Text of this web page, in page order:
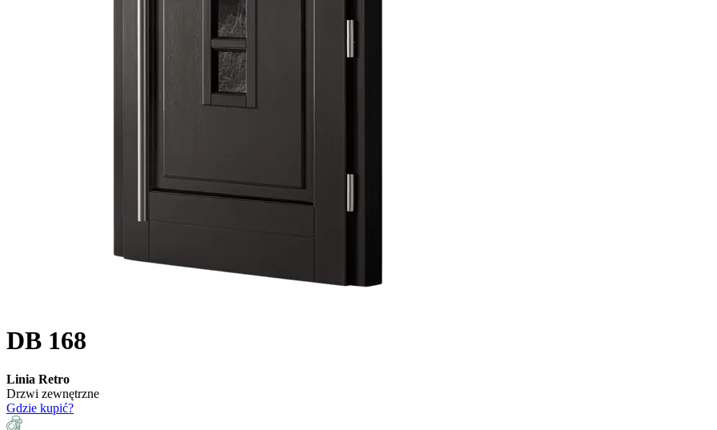
DB 168
Linia Retro
Drzwi zewnętrzne
Gdzie kupić?